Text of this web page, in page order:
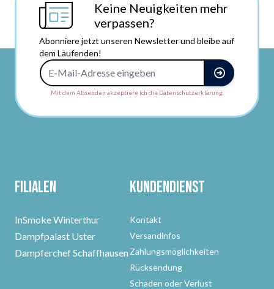
Keine Neuigkeiten mehr
verpassen?
Abonniere jetzt unseren Newsletter und bleibe auf
dem Laufenden!
Mit dem Absenden akzeptiere ich die Datenschutzerklärung.
Filialen
InSmoke Winterthur
Dampfpalast Uster
Dampferchef Schaffhausen
Kundendienst
Kontakt
Versandinfos
Zahlungsmöglichkeiten
Rücksendung
Schaden oder Verlust